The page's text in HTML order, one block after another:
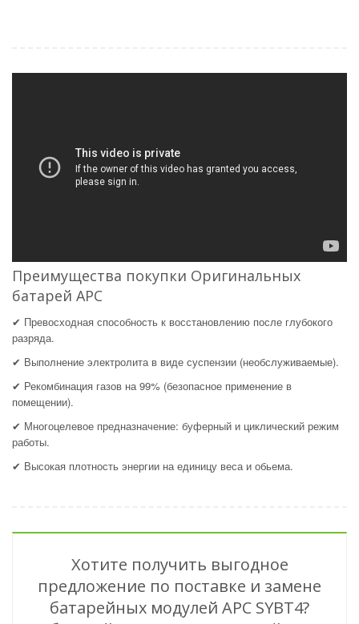
Преимущества покупки Оригинальных
батарей APC
✔ Превосходная способность к восстановлению после глубокого
разряда.
✔ Выполнение электролита в виде суспензии (необслуживаемые).
✔ Рекомбинация газов на 99% (безопасное применение в
помещении).
✔ Многоцелевое предназначение: буферный и циклический режим
работы.
✔ Высокая плотность энергии на единицу веса и обьема.
Хотите получить выгодное
предложение по поставке и замене
батарейных модулей APC SYBT4?